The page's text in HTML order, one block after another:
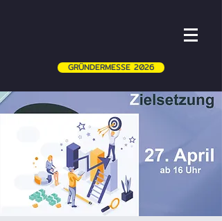
GRÜNDERMESSE 2026